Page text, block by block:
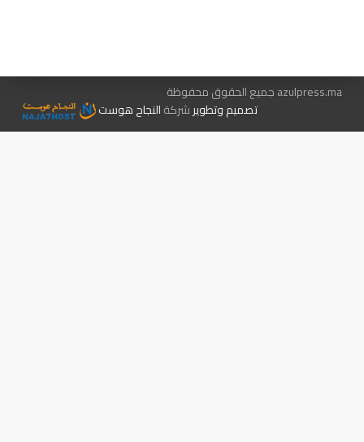
azulpress.ma جميع الحقوق محفوظة
تصميم وتطويرشركةالنجاح هوست